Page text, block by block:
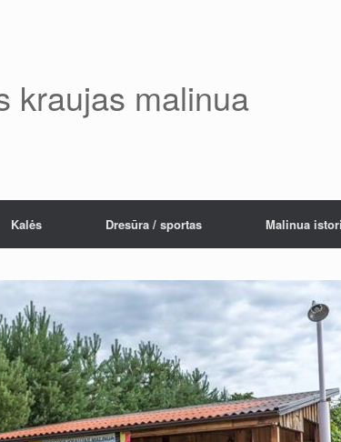
kraujas malinua
Kalės Dresūra / sportas Malinua